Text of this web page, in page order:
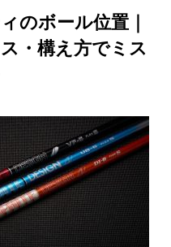
のボール位置｜
・構え方でミス